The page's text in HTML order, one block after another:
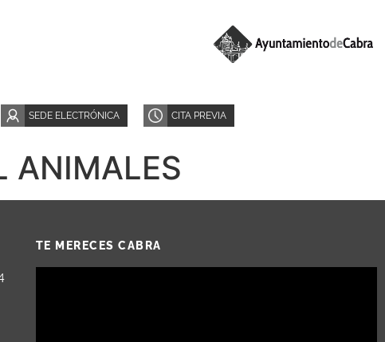
SEDE ELECTRÓNICA CITA PREVIA
ANIMALES
TE MERECES CABRA